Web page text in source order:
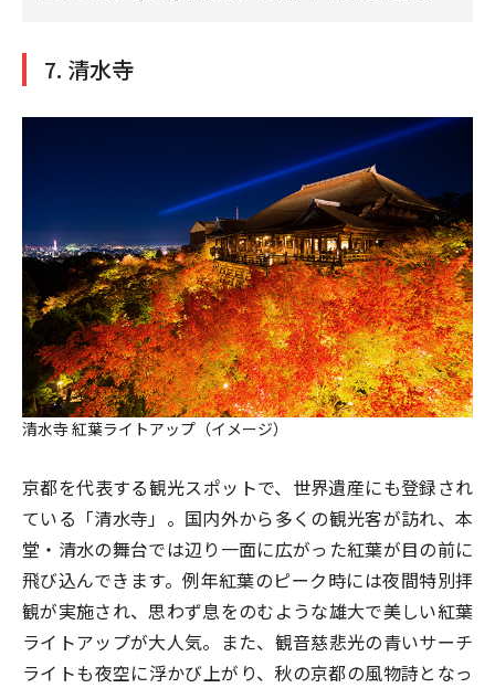
7. 清水寺
清水寺 紅葉ライトアップ（イメージ）
京都を代表する観光スポットで、世界遺産にも登録され
ている「清水寺」。国内外から多くの観光客が訪れ、本
堂・清水の舞台では辺り一面に広がった紅葉が目の前に
飛び込んできます。例年紅葉のピーク時には夜間特別拝
観が実施され、思わず息をのむような雄大で美しい紅葉
ライトアップが大人気。また、観音慈悲光の青いサーチ
ライトも夜空に浮かび上がり、秋の京都の風物詩となっ